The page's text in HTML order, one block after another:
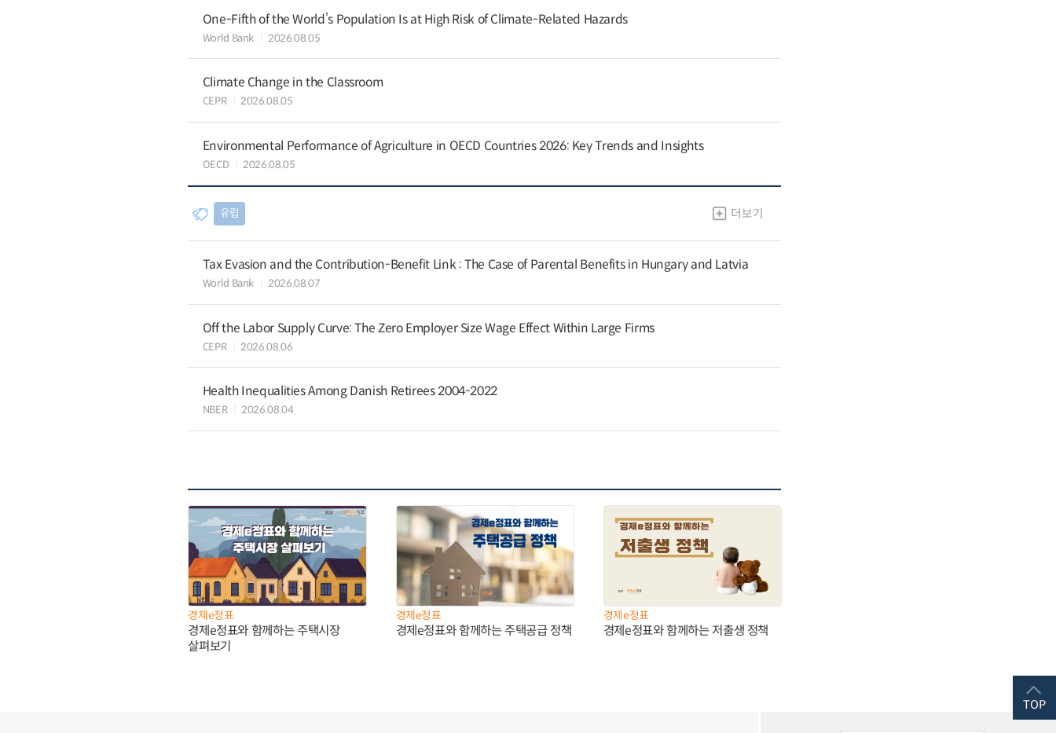
One-Fifth of the World’s Population Is at High Risk of Climate-Related Hazards
World Bank 2026.08.05
Climate Change in the Classroom
CEPR 2026.08.05
Environmental Performance of Agriculture in OECD Countries 2026: Key Trends and Insights
OECD 2026.08.05
유럽 더보기
Tax Evasion and the Contribution-Benefit Link : The Case of Parental Benefits in Hungary and Latvia
World Bank 2026.08.07
Off the Labor Supply Curve: The Zero Employer Size Wage Effect Within Large Firms
CEPR 2026.08.06
Health Inequalities Among Danish Retirees 2004-2022
NBER 2026.08.04
경제e정표
경제e정표와 함께하는 주택시장
살펴보기
경제e정표
경제e정표와 함께하는 주택공급 정책
경제e정표
경제e정표와 함께하는 저출생 정책
TOP